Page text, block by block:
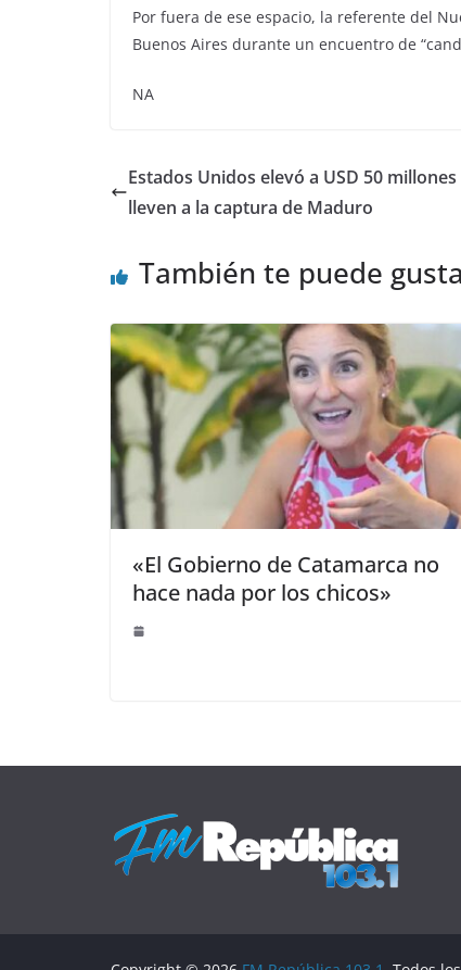
Por fuera de ese espacio, la referente del
Buenos Aires durante un encuentro de
NA
Estados Unidos elevó a USD 50
lleven a la captura de Maduro
También te puede
«El Gobierno de Catamarca no
hace nada por los chicos»